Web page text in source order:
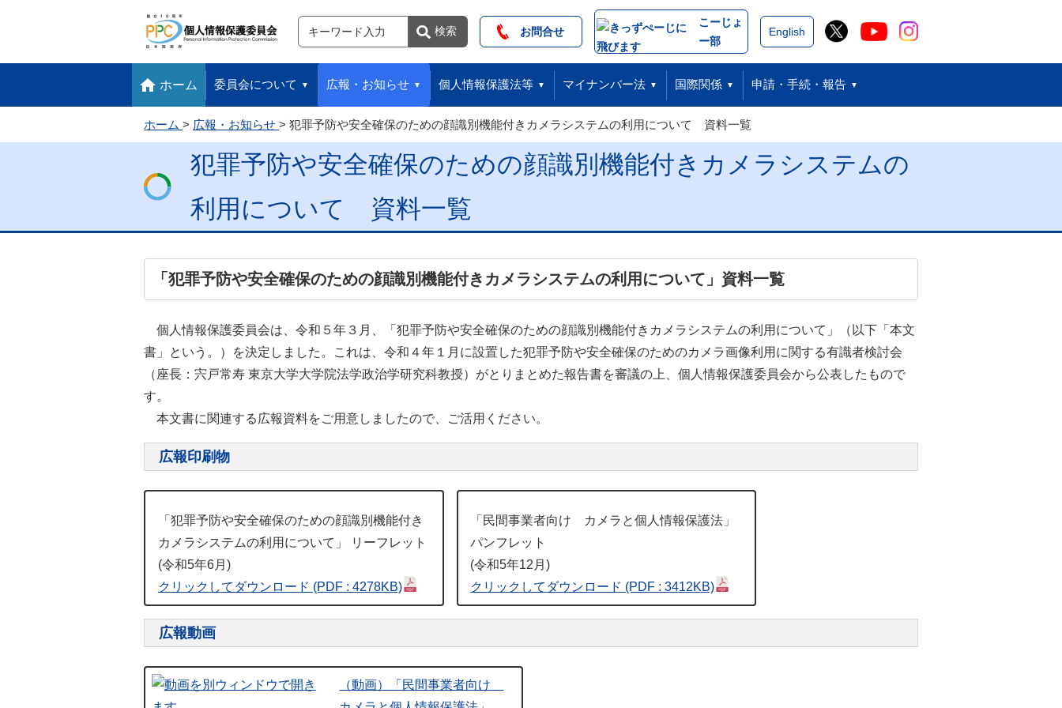
フッターへ移動します 閉じる
サイト内検索
検索 検索 お問合せ
こーじょ
ー部
English
ホーム 委員会について 広報・お知らせ 個人情報保護法等 マイナンバー法 国際関係 申請・手続・報告
ホーム 広報・お知らせ 犯罪予防や安全確保のための顔識別機能付きカメラシステムの利用について 資料一覧
犯罪予防や安全確保のための顔識別機能付きカメラシステムの
利用について 資料一覧
「犯罪予防や安全確保のための顔識別機能付きカメラシステムの利用について」資料一覧
個人情報保護委員会は、令和５年３月、「犯罪予防や安全確保のための顔識別機能付きカメラシステムの利用について」（以下「本文
書」という。）を決定しました。これは、令和４年１月に設置した犯罪予防や安全確保のためのカメラ画像利用に関する有識者検討会
（座長：宍戸常寿 東京大学大学院法学政治学研究科教授）がとりまとめた報告書を審議の上、個人情報保護委員会から公表したもので
す。
本文書に関連する広報資料をご用意しましたので、ご活用ください。
広報印刷物
「犯罪予防や安全確保のための顔識別機能付き
カメラシステムの利用について」 リーフレット
(令和5年6月)
クリックしてダウンロード (PDF : 4278KB)
「民間事業者向け カメラと個人情報保護法」
パンフレット
(令和5年12月)
クリックしてダウンロード (PDF : 3412KB)
広報動画
（動画）「民間事業者向け